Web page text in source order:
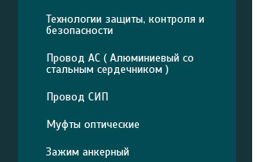
Технологии защиты, контроля и
безопасности
Провод АС ( Алюминиевый со
стальным сердечником )
Провод СИП
Муфты оптические
Зажим анкерный